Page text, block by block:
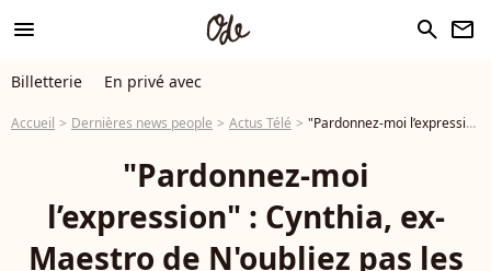
menu search newsletter
Billetterie En privé avec
Accueil Dernières news people Actus Télé "Pardonnez-moi l’expression" : Cynthia, ex-Maestro de N'oubliez pas les paroles, se lâche pour partager la dernière nouvelle de son oncologue
"Pardonnez-moi
l’expression" : Cynthia, ex-
Maestro de N'oubliez pas les